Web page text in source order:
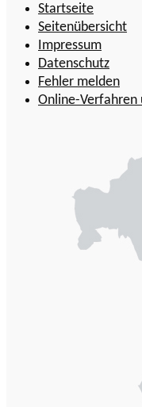
Startseite
Seitenübersicht
Impressum
Datenschutz
Fehler melden
Online-Verfahren